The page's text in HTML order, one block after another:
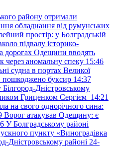
району отримали
обладнання від румунських
простір: у Болградській
підвалу історико-
дорогах Одещини вводять
через аномальну спеку 15:46
судна в портах Великої
пошкоджено буксир 14:37
Білгород-Дністровському
Гриценком Сергієм 14:21
на свого однорічного сина:
Ворог атакував Одещину: є
У Болградському районі
пункту «Виноградівка
Дністровському районі 24-